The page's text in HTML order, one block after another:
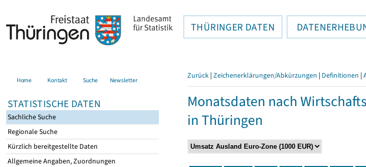
THÜRINGER DATEN
Home Kontakt Suche Newsletter
STATISTISCHE DATEN
Sachliche Suche
Regionale Suche
Kürzlich bereitgestellte Daten
Allgemeine Angaben, Zuordnungen
Zurück | Zeichenerklärungen/Abkürzungen | Definitionen |
Monatsdaten nach
in Thüringen